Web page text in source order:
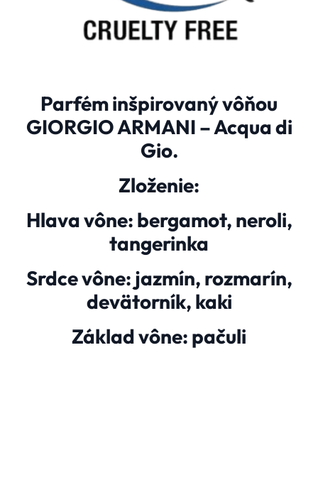
Parfém inšpirovaný vôňou
GIORGIO ARMANI – Acqua di
Gio.
Zloženie:
Hlava vône: bergamot, neroli,
tangerinka
Srdce vône: jazmín, rozmarín,
devätorník, kaki
Základ vône: pačuli